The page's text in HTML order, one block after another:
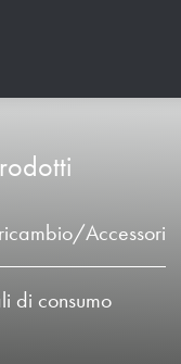
Accessori
di consumo